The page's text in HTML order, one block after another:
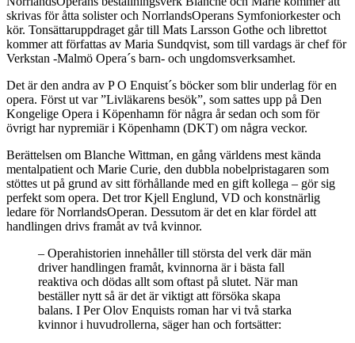
skrivas för åtta solister och NorrlandsOperans Symfoniorkester och
kör. Tonsättaruppdraget går till Mats Larsson Gothe och librettot
kommer att författas av Maria Sundqvist, som till vardags är chef för
Verkstan -Malmö Opera´s barn- och ungdomsverksamhet.
Det är den andra av P O Enquist´s böcker som blir underlag för en
opera. Först ut var ”Livläkarens besök”, som sattes upp på Den
Kongelige Opera i Köpenhamn för några år sedan och som för
övrigt har nypremiär i Köpenhamn (DKT) om några veckor.
Berättelsen om Blanche Wittman, en gång världens mest kända
mentalpatient och Marie Curie, den dubbla nobelpristagaren som
stöttes ut på grund av sitt förhållande med en gift kollega – gör sig
perfekt som opera. Det tror Kjell Englund, VD och konstnärlig
ledare för NorrlandsOperan. Dessutom är det en klar fördel att
handlingen drivs framåt av två kvinnor.
– Operahistorien innehåller till största del verk där män
driver handlingen framåt, kvinnorna är i bästa fall
reaktiva och dödas allt som oftast på slutet. När man
beställer nytt så är det är viktigt att försöka skapa
balans. I Per Olov Enquists roman har vi två starka
kvinnor i huvudrollerna, säger han och fortsätter: